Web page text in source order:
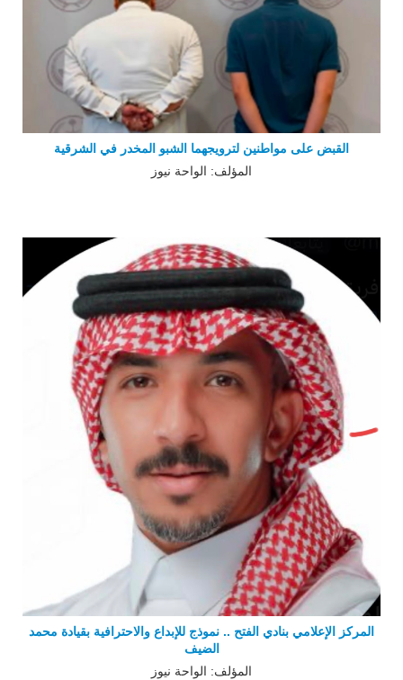
القبض على مواطنين لترويجهما الشبو المخدر في الشرقية
المؤلف: الواحة نيوز
المركز الإعلامي بنادي الفتح .. نموذج للإبداع والاحترافية بقيادة محمد
الضيف
المؤلف: الواحة نيوز